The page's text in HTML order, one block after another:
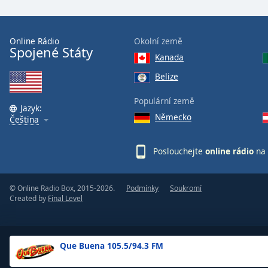
Text
Opacity
Background
Que Buena 105.5/94.3 FM
Online Rádio
Spojené Státy
Jazyk:
Čeština
Okolní země
Kanada
Belize
Populární země
Německo
Poslouchejte online rádio
© Online Radio Box, 2015-2026.
Created by Final Level
Podmínky Soukromí